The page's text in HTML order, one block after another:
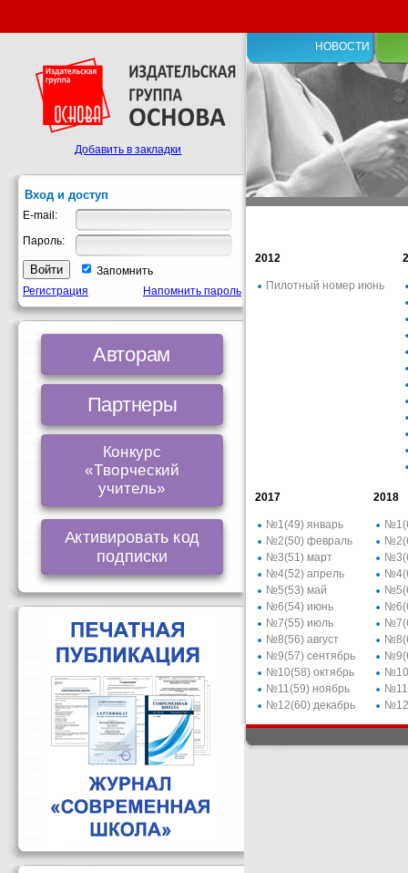
НОВОСТИ
2012
Пилотный номер июнь
2017
№1(49) январь
№2(50) февраль
№3(51) март
№4(52) апрель
№5(53) май
№6(54) июнь
№7(55) июль
№8(56) август
№9(57) сентябрь
№10(58) октябрь
№11(59) ноябрь
№12(60) декабрь
2018
Добавить в закладки
Вход и доступ
E-mail:
Пароль:
Запомнить
Регистрация
Напомнить пароль
Авторам
Партнеры
Конкурс
«Творческий
учитель»
Активировать код
подписки